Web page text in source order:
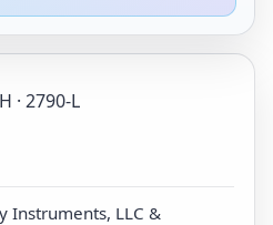
· 2790-L
Instruments, LLC &